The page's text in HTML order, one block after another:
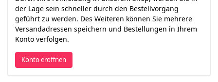
der Lage sein schneller durch den Bestellvorgang
geführt zu werden. Des Weiteren können Sie mehrere
Versandadressen speichern und Bestellungen in Ihrem
Konto verfolgen.
Konto eröffnen